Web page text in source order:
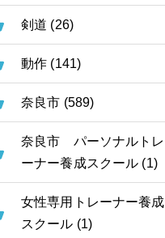
剣道 (26)
動作 (141)
奈良市 (589)
奈良市 パーソナルトレ
ーナー養成スクール (1)
女性専用トレーナー養成
スクール (1)